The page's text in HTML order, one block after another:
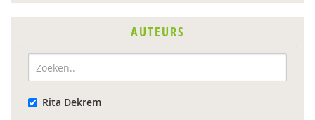
AUTEURS
Rita Dekrem